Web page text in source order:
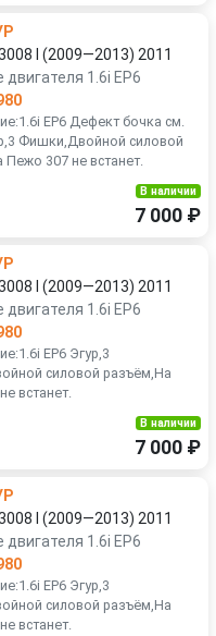
I (2009—2013) 2011
двигателя 1.6i EP6
EP6 Дефект бочка см.
Фишки,Двойной силовой
Пежо 307 не встанет.
В наличии
7 000 ₽
I (2009—2013) 2011
двигателя 1.6i EP6
EP6 Эгур,3
силовой разъём,На
встанет.
В наличии
7 000 ₽
I (2009—2013) 2011
двигателя 1.6i EP6
EP6 Эгур,3
силовой разъём,На
встанет.